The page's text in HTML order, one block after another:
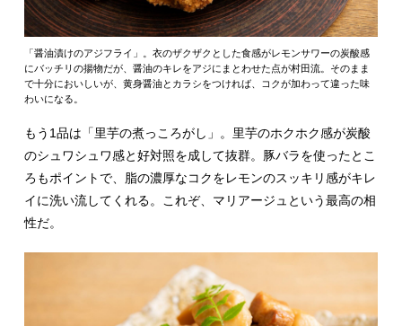
「醤油漬けのアジフライ」。衣のザクザクとした食感がレモンサワーの炭酸感
にバッチリの揚物だが、醤油のキレをアジにまとわせた点が村田流。そのまま
で十分においしいが、黄身醤油とカラシをつければ、コクが加わって違った味
わいになる。
もう1品は「里芋の煮っころがし」。里芋のホクホク感が炭酸
のシュワシュワ感と好対照を成して抜群。豚バラを使ったとこ
ろもポイントで、脂の濃厚なコクをレモンのスッキリ感がキレ
イに洗い流してくれる。これぞ、マリアージュという最高の相
性だ。